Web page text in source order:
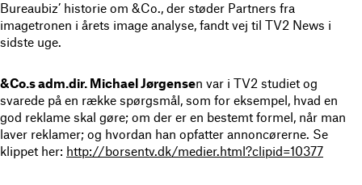
Bureaubiz’ historie om &Co., der støder Partners fra
imagetronen i årets image analyse, fandt vej til TV2 News i
sidste uge.
&Co.s adm.dir. Michael Jørgensen var i TV2 studiet og
svarede på en række spørgsmål, som for eksempel, hvad en
god reklame skal gøre; om der er en bestemt formel, når man
laver reklamer; og hvordan han opfatter annoncørerne. Se
klippet her: http://borsentv.dk/medier.html?clipid=10377